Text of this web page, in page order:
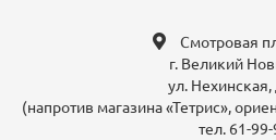
Смотровая
г. Великий
ул. Нехинская,
(напротив магазина «Тетрис»,
тел. 61-99-